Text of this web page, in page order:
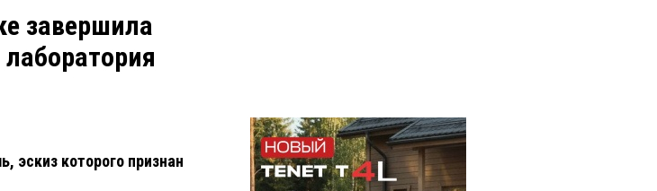
завершила
эскиз которого признан